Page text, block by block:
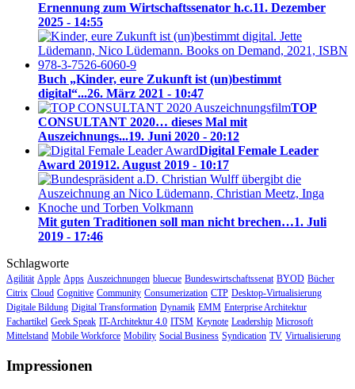
Ernennung zum Wirtschaftssenator h.c.11. Dezember
2025 - 14:55
Buch „Kinder, eure Zukunft ist (un)bestimmt
digital“...26. März 2021 - 10:47
TOP
CONSULTANT 2020… dieses Mal mit
Auszeichnungs...19. Juni 2020 - 20:12
Digital Female Leader
Award 201912. August 2019 - 10:17
Mit guten Traditionen soll man nicht brechen…1. Juli
2019 - 17:46
Schlagworte
Agilität Apple Apps Auszeichnungen bluecue Bundeswirtschaftssenat BYOD Bücher
Citrix Cloud Cognitive Community Consumerization CTP Desktop-Virtualisierung
Digitale Bildung Digital Transformation Dynamik EMM Enterprise Architektur
Fachartikel Geek Speak IT-Architektur 4.0 ITSM Keynote Leadership Microsoft
Mittelstand Mobile Workforce Mobility Social Business Syndication TV Virtualisierung
Impressionen